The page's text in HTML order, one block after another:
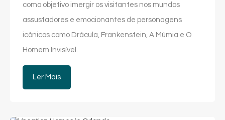
como objetivo imergir os visitantes nos mundos
assustadores e emocionantes de personagens
icônicos como Drácula, Frankenstein, A Múmia e O
Homem Invisível.
Ler Mais